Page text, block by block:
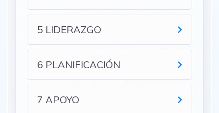
5 LIDERAZGO
6 PLANIFICACIÓN
7 APOYO